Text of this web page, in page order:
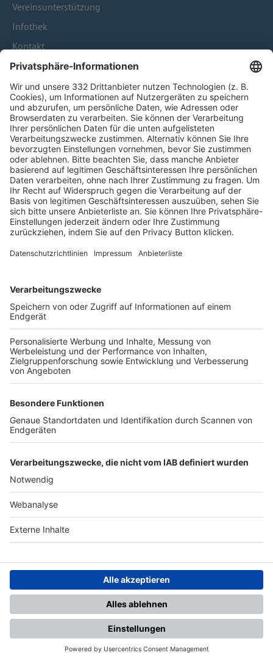
Vereinsunterstützung
Infothek
Kontakt
HÄUFIG BESUCHTE SEITEN
Pässe und Vereinswechsel
Trainerausbildung
Schulungsangebot Vereinsmitarbeiter
BFV-Geschäftsstellen
Trainerbörse
Login SpielPlus
FOLGE DEM BFV
TOP-VEREINE
TOP-PARTNER
Nutzungsbedingungen Datenschutz Impressum